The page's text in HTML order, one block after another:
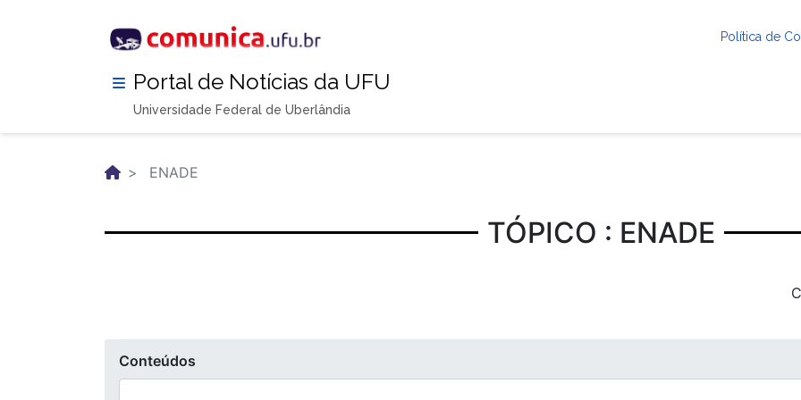
Política de
Portal de Notícias da UFU
Universidade Federal de Uberlândia
ENADE
TÓPICO : ENADE
Conteúdos